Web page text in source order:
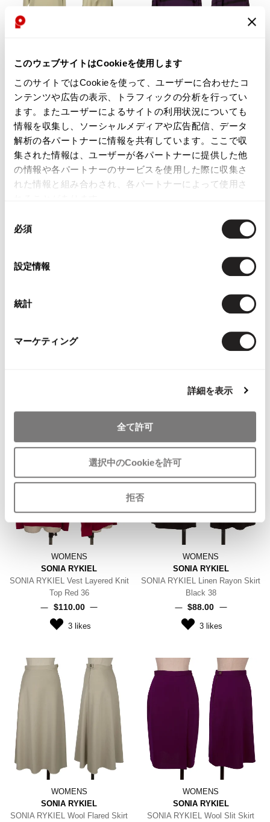
このウェブサイトはCookieを使用します
このサイトではCookieを使って、ユーザーに合わせたコ
ンテンツや広告の表示、トラフィックの分析を行ってい
ます。またユーザーによるサイトの利用状況についても
情報を収集し、ソーシャルメディアや広告配信、データ
解析の各パートナーに情報を共有しています。ここで収
集された情報は、ユーザーが各パートナーに提供した他
の情報や各パートナーのサービスを使用した際に収集さ
れた情報と組み合わされ、各パートナーによって使用さ
必須
設定情報
統計
マーケティング
詳細を表示
全て許可
選択中のCookieを許可
拒否
SONIA RYKIEL
SONIA RYKIEL Ribbon Neck Knit
Tunic Beige 36
$‌120.00
likes
SONIA RYKIEL
SONIA RYKIEL Striped Knit
Purple,Black 36
$‌99.00
3 likes
Beaded knit Purple 36
SONIA RYKIEL Colorful Bijou
Embellished Knit Cardigan Beige
3likes
WOMENS
SONIA RYKIEL
SONIA RYKIEL Vest Layered Knit
Top Red 36
$‌110.00
3likes
WOMENS
SONIA RYKIEL
SONIA RYKIEL Linen Rayon Skirt
Black 38
$‌88.00
3 likes
WOMENS
SONIA RYKIEL
SONIA RYKIEL Wool Flared Skirt
WOMENS
SONIA RYKIEL
SONIA RYKIEL Wool Slit Skirt